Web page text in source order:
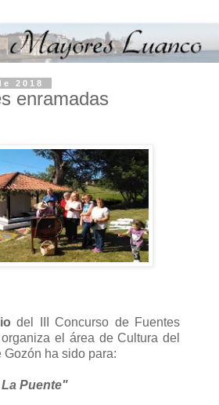
2018
enramadas
del III Concurso de Fuentes
el área de Cultura del
ha sido para:
Puente"